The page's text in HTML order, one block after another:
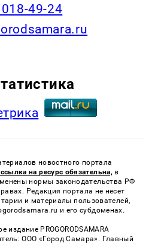
49-24
новостного портала
на ресурс обязательна, в
нормы законодательства РФ
Редакция портала не несет
и материалы пользователей,
и его субдоменах.
издание PROGORODSAMARA
ООО «Город Самара». Главный